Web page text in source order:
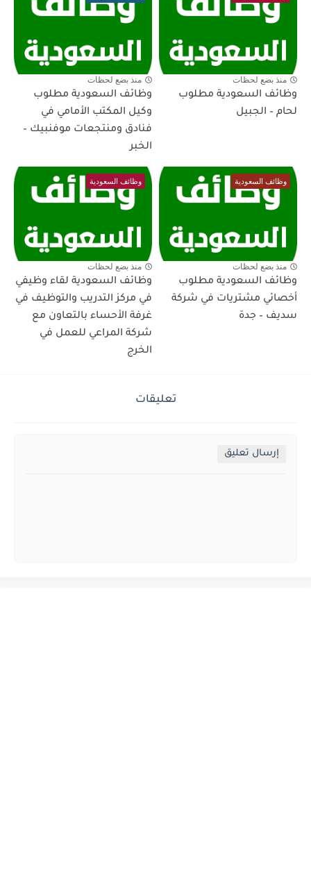
منذ بضع لحظات
وظائف السعودية مطلوب
لحام – الجبيل
منذ بضع لحظات
وظائف السعودية مطلوب
وكيل المكتب الأمامي في
فنادق ومنتجعات موفنبيك –
الخبر
وظائف السعودية
منذ بضع لحظات
وظائف السعودية مطلوب
أخصائي مشتريات في شركة
سديف – جدة
وظائف السعودية
منذ بضع لحظات
وظائف السعودية لقاء وظيفي
في مركز التدريب والتوظيف في
غرفة الأحساء بالتعاون مع
شركة المراعي للعمل في
الخرج
تعليقات
إرسال تعليق